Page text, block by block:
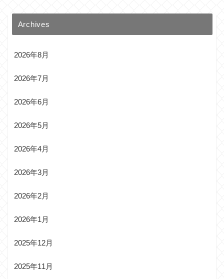
Archives
2026年8月
2026年7月
2026年6月
2026年5月
2026年4月
2026年3月
2026年2月
2026年1月
2025年12月
2025年11月